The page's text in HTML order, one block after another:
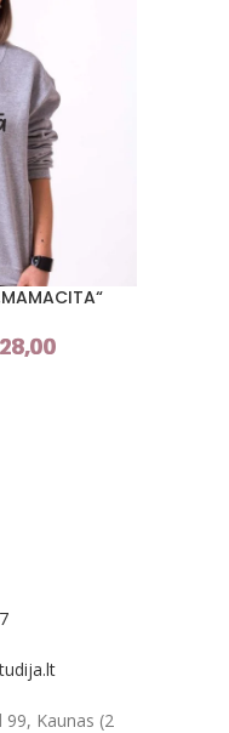
28,00
Kaunas (2